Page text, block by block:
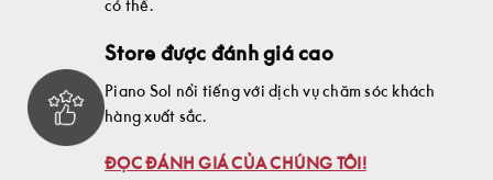
có thể.
Store được đánh giá cao
Piano Sol nổi tiếng với dịch vụ chăm sóc khách
hàng xuất sắc.
ĐỌC ĐÁNH GIÁ CỦA CHÚNG TÔI!